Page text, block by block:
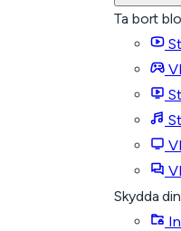
Ta bort
Skydda